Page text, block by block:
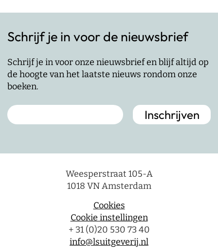
Schrijf je in voor de nieuwsbrief
Schrijf je in voor onze nieuwsbrief en blijf altijd op
de hoogte van het laatste nieuws rondom onze
boeken.
Weesperstraat 105-A
1018 VN Amsterdam
Cookies
Cookie instellingen
+ 31 (0)20 530 73 40
info@lsuitgeverij.nl